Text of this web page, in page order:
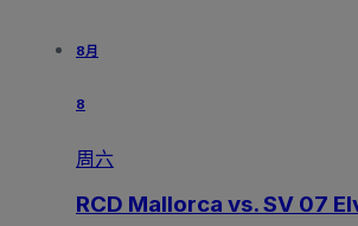
8月
8
周六
RCD Mallorca vs. SV 07